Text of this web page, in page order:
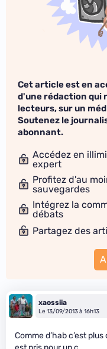
Cet article est en
d'une rédaction qui
lecteurs, sur un
Soutenez le
abonnant.
Accédez en
expert
Profitez d'au
sauvegardes
Intégrez la
débats
Partagez des
xaossiia
Le 13/09/2013 à 16h13
Comme d’hab c’est